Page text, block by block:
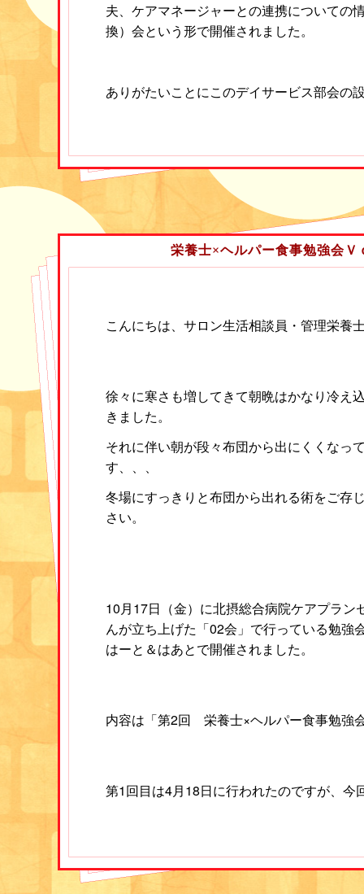
夫、ケアマネージャーとの連携についての
換）会という形で開催されました。
ありがたいことにこのデイサービス部会の
デイサービス同士は意外に横の繋がりがな
も少ない為、どういう雰囲気になるかと少
ました。
して各グループ内でディスカッションし、
でどう言った意見がだされたか発表すると
お題は次のとおり
・今、デイサービスで困っていること
・ケアマネージャーとの連携について
・日々の業務内容（各事業所での特色等）
・人材獲得について
た以上に活気のある意見交換会となりまし
きた場でした。
今後もこういったデイサービスでの繋がり
ら、よりよいサービスと連携に繋げていけ
栄養士×ヘルパー食事勉強会Ｖ
こんにちは、サロン生活相談員・管理栄養
徐々に寒さも増してきて朝晩はかなり冷え
きました。
それに伴い朝が段々布団から出にくくなっ
す、、、
冬場にすっきりと布団から出れる術をご存
さい。
10月17日（金）に北摂総合病院ケアプラン
んが立ち上げた「02会」で行っている勉強
はーと＆はあとで開催されました。
内容は「第2回 栄養士×ヘルパー食事勉強
第1回目は4月18日に行われたのですが、今
在宅現場での実際を学ぶ